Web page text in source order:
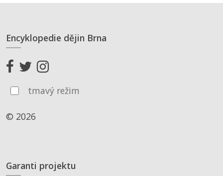
Encyklopedie dějin Brna
tmavý režim
© 2026
Garanti projektu